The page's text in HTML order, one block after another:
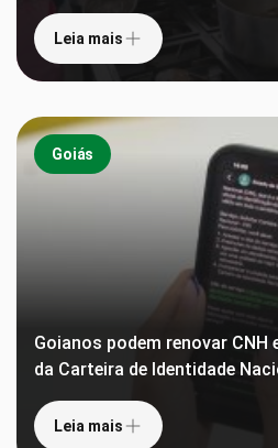
Leia mais
Goiás
Goianos podem renovar
da Carteira de Identidade
Leia mais